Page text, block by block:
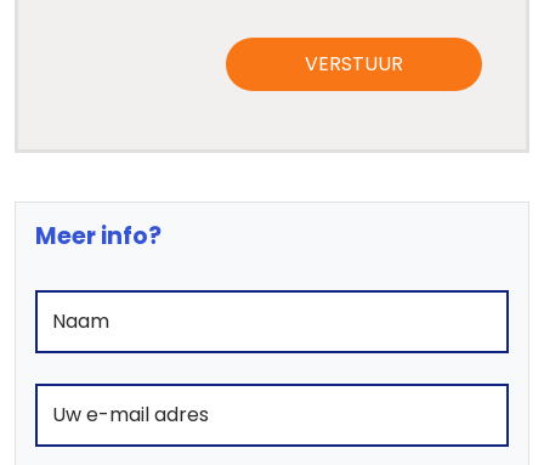
VERSTUUR
Meer info?